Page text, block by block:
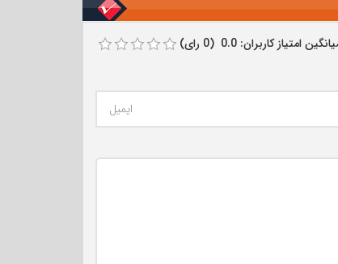
امتیاز کاربران: 0.0 (0 رای)